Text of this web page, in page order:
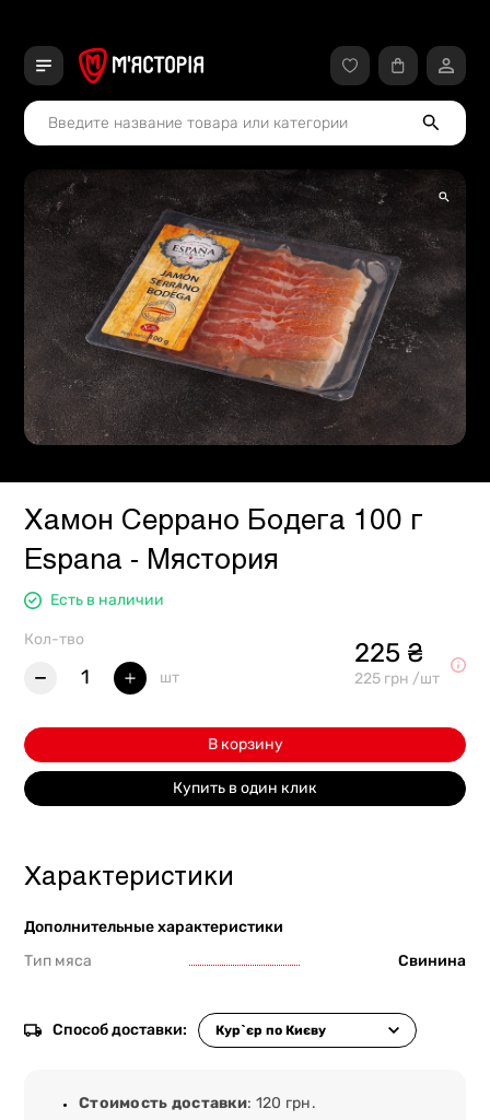
Хамон Серрано Бодега 100 г
Espana - Мястория
Есть в наличии
Кол-тво
1 шт
225 ₴
225 грн /шт
В корзину
Купить в один клик
Характеристики
Дополнительные характеристики
Тип мяса
Свинина
Способ доставки:
Стоимость доставки: 120 грн.